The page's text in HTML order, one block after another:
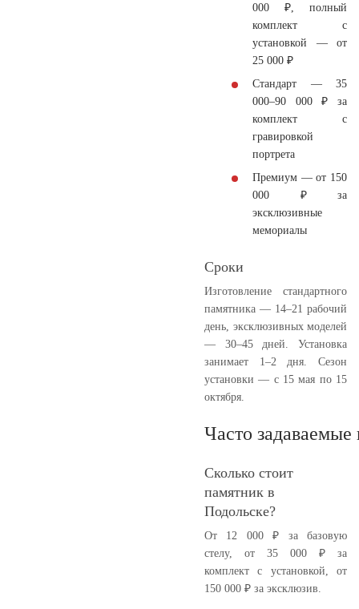
000 ₽, полный
комплект с
установкой — от
25 000 ₽
Стандарт — 35
000–90 000 ₽ за
комплект с
гравировкой
портрета
Премиум — от 150
000 ₽ за
эксклюзивные
мемориалы
Сроки
Изготовление стандартного
памятника — 14–21 рабочий
день, эксклюзивных моделей
— 30–45 дней. Установка
занимает 1–2 дня. Сезон
установки — с 15 мая по 15
октября.
Часто
Сколько стоит
памятник в
Подольске?
От 12 000 ₽ за базовую
стелу, от 35 000 ₽ за
комплект с установкой, от
150 000 ₽ за эксклюзив.